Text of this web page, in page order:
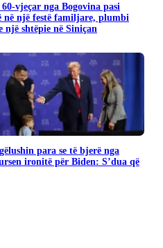
vjeçar nga Bogovina pasi
në një festë familjare, plumbi
një shtëpie në Siniçan
para se të bjerë nga
ironitë për Biden: S’dua që